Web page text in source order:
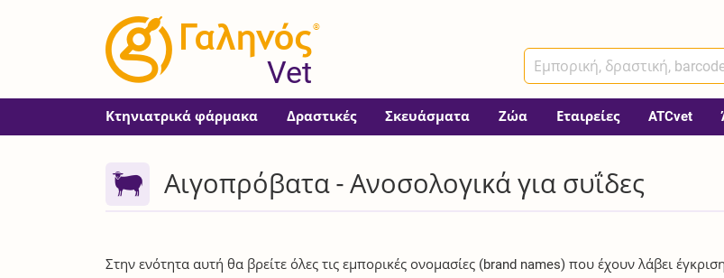
®
Vet
Κτηνιατρικά φάρμακα Δραστικές Σκευάσματα Ζώα Εταιρείες ATCvet
Αιγοπρόβατα - Ανοσολογικά για συΐδες
Στην ενότητα αυτή θα βρείτε όλες τις εμπορικές ονομασίες (brand names) που έχουν λάβει